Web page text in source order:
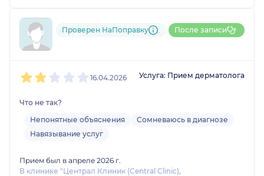
Пользователь НаПоправку
Проверен НаПоправку После записи
16.04.2026 Услуга: Прием дерматолога
Что не так?
Непонятные объяснения
Сомневаюсь в диагнозе
Навязывание услуг
Прием был в апреле 2026 г.
В клинике "Централ Клиник (Central Clinic),